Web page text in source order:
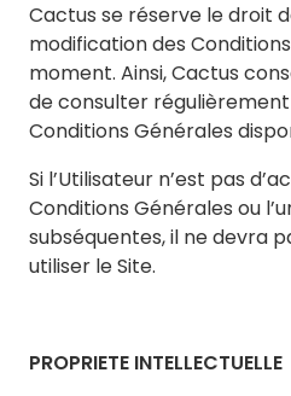
Cactus se réserve le droit
modification des
moment. Ainsi, Cactus
de consulter
Conditions Générales
Si l’Utilisateur n’est pas
Conditions Générales ou
subséquentes, il ne devra
utiliser le Site.
PROPRIETE INTELLECTUELLE